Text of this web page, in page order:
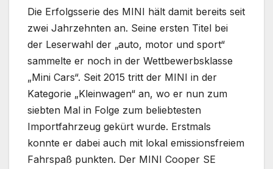
Die Erfolgsserie des MINI hält damit bereits seit
zwei Jahrzehnten an. Seine ersten Titel bei
der Leserwahl der „auto, motor und sport“
sammelte er noch in der Wettbewerbsklasse
„Mini Cars“. Seit 2015 tritt der MINI in der
Kategorie „Kleinwagen“ an, wo er nun zum
siebten Mal in Folge zum beliebtesten
Importfahrzeug gekürt wurde. Erstmals
konnte er dabei auch mit lokal emissionsfreiem
Fahrspaß punkten. Der MINI Cooper SE